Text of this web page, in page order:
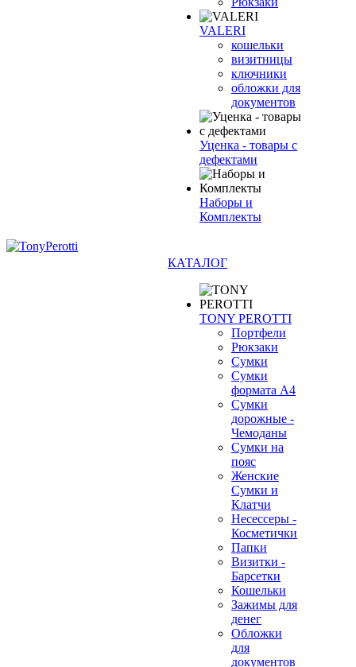
VALERI
кошельки
визитницы
ключники
обложки для
документов
Уценка - товары с
дефектами
Наборы и
Комплекты
КАТАЛОГ
TONY PEROTTI
Портфели
Рюкзаки
Сумки
Сумки
формата А4
Сумки
дорожные -
Чемоданы
Сумки на
пояс
Женские
Сумки и
Клатчи
Несессеры -
Косметички
Папки
Визитки -
Барсетки
Кошельки
Зажимы для
денег
Обложки
для
документов